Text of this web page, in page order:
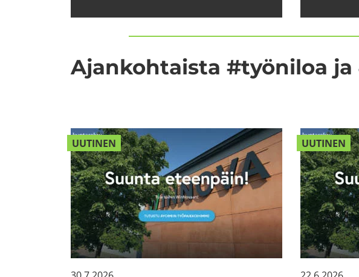
Ajan­koh­tais­ta #työ­ni­loa
UU­TI­NEN UU­TI­NEN